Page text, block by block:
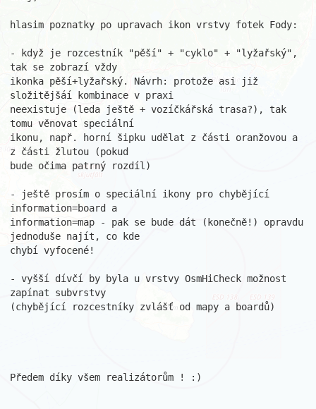
hlasim poznatky po upravach ikon vrstvy fotek Fody:
- když je rozcestník "pěší" + "cyklo" + "lyžařský",
tak se zobrazí vždy
ikonka pěší+lyžařský. Návrh: protože asi již
složitějšáí kombinace v praxi
neexistuje (leda ještě + vozíčkářská trasa?), tak
tomu věnovat speciální
ikonu, např. horní šipku udělat z části oranžovou a
z části žlutou (pokud
bude očima patrný rozdíl)
- ještě prosím o speciální ikony pro chybějící
information=board a
information=map - pak se bude dát (konečně!) opravdu
jednoduše najít, co kde
chybí vyfocené!
- vyšší dívčí by byla u vrstvy OsmHiCheck možnost
zapínat subvrstvy
(chybějící rozcestníky zvlášť od mapy a boardů)
Předem díky všem realizátorům ! :)